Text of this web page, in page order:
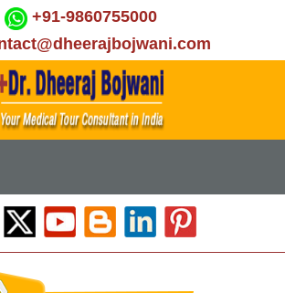
+91-9860755000